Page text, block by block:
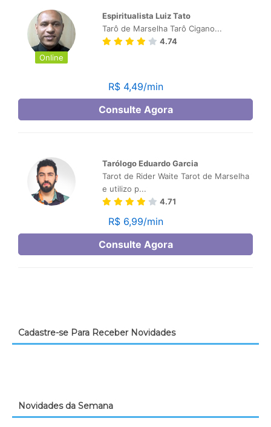
Cadastre-se Para Receber Novidades
Novidades da Semana